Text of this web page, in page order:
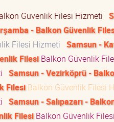
Güvenlik Filesi Hizmeti
- Balkon Güvenlik
Filesi Hizmeti Samsun -
FilesiBalkon Güvenlik
Samsun - Vezirköprü -
FilesiBalkon Güvenlik Filesi
Samsun - Salıpazarı -
FilesiBalkon Güvenlik